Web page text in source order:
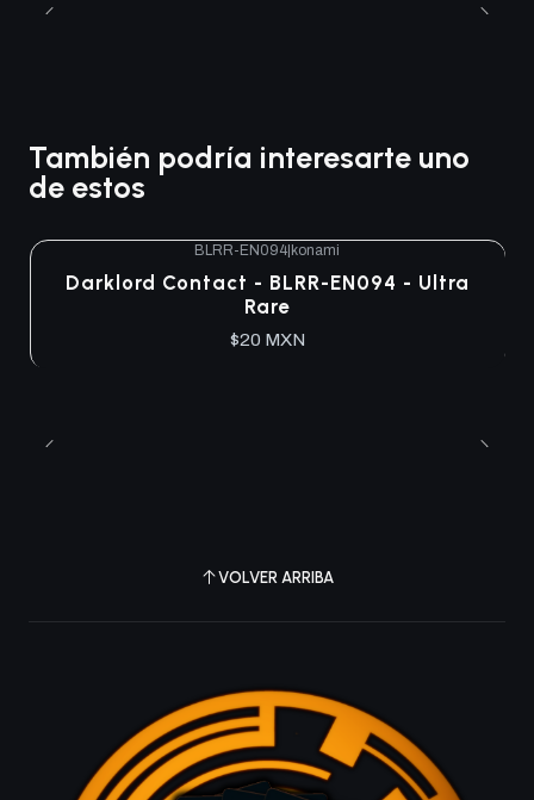
También podría interesarte uno
de estos
BLRR-EN094|konami
Darklord Contact - BLRR-EN094 - Ultra
Rare
$20 MXN
VOLVER ARRIBA